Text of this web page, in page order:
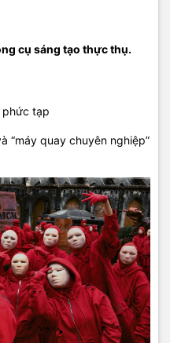
cụ sáng tạo thực thụ.
phức tạp
“máy quay chuyên nghiệp”